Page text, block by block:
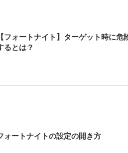
【フォートナイト】ターゲット時に危
るとは？
ォートナイトの設定の開き方